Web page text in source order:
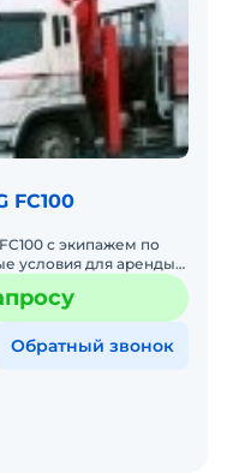
FC100
с экипажем по
условия для аренды
округе.
Обратный звонок